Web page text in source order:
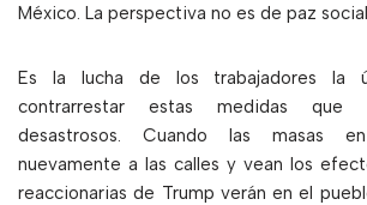
México. La perspectiva no es de paz
Es la lucha de los trabajadores la
contrarrestar estas medidas que
desastrosos. Cuando las masas
nuevamente a las calles y vean los
reaccionarias de Trump verán en el